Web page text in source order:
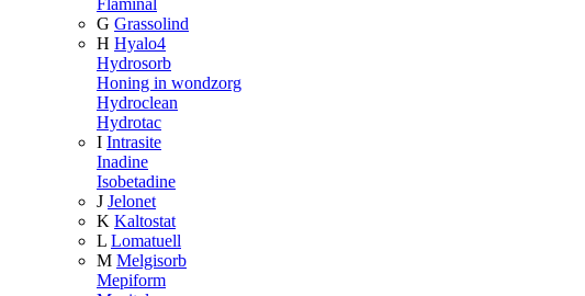
Flaminal
G Grassolind
H Hyalo4
Hydrosorb
Honing in wondzorg
Hydroclean
Hydrotac
I Intrasite
Inadine
Isobetadine
J Jelonet
K Kaltostat
L Lomatuell
M Melgisorb
Mepiform